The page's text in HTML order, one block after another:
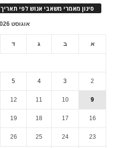
סינון מאמרי משאבי אנוש לפי תאריך
אוגוסט 2026
א ב ג ד
2
3
4
5
9
10
11
12
16
17
18
19
23
24
25
26